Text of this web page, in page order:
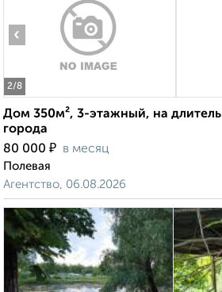
2/8
‹
Дом 350м², 3-этажный, на
города
80 000 ₽ в месяц
Полевая
Агентство, 06.08.2026